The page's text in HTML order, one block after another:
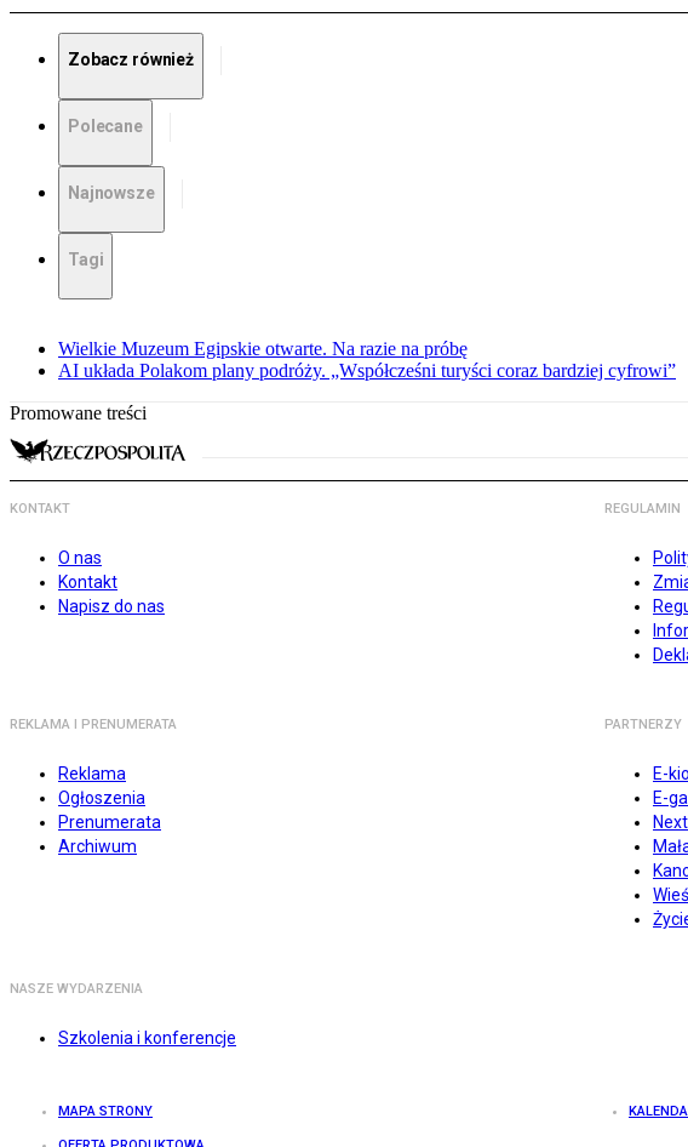
Zobacz również
Polecane
Najnowsze
Tagi
Wielkie Muzeum Egipskie otwarte. Na razie na próbę
AI układa Polakom plany podróży. „Współcześni turyści coraz bardziej cyfrowi”
Promowane treści
KONTAKT
O nas
Kontakt
Napisz do nas
REGULAMIN
REKLAMA I PRENUMERATA
Reklama
Ogłoszenia
Prenumerata
Archiwum
PARTNERZY
E-
E-
NASZE WYDARZENIA
Szkolenia i konferencje
MAPA STRONY